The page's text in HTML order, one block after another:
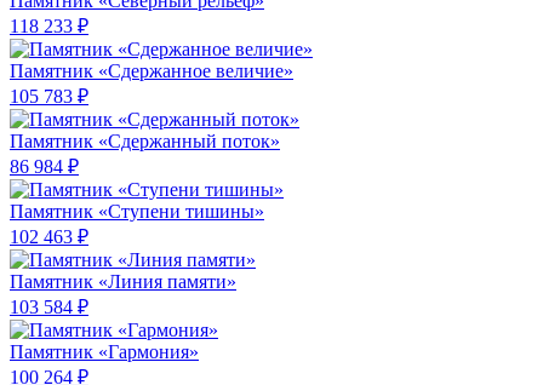
118 233 ₽
Памятник «Сдержанное величие»
105 783 ₽
Памятник «Сдержанный поток»
86 984 ₽
Памятник «Ступени тишины»
102 463 ₽
Памятник «Линия памяти»
103 584 ₽
Памятник «Гармония»
100 264 ₽